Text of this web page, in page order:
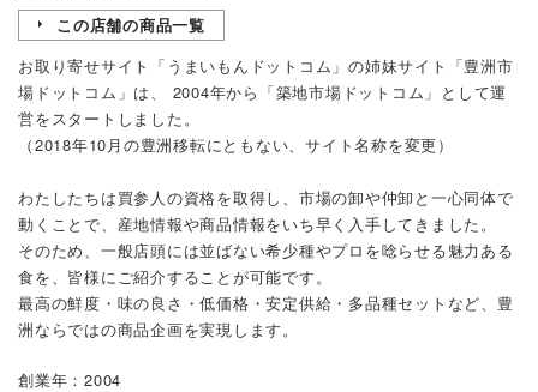
この店舗の商品一覧
お取り寄せサイト「 うまいもんドットコム 」の姉妹サイト「豊洲市
場ドットコム 」は、 2004年から「築地市場ドットコム」として運
営をスタートしました。
（2018年10月の豊洲移転にともない、サイト名称を変更）
わたしたちは買参人の資格を取得し、市場の卸や仲卸と一心同体で
動くことで、産地情報や商品情報をいち早く入手してきました。
そのため、一般店頭には並ばない希少種やプロを唸らせる魅力ある
食を、皆様にご紹介することが可能です。
最高の鮮度・味の良さ・低価格・安定供給・多品種セットなど、豊
洲ならではの商品企画を実現します。
創業年：2004